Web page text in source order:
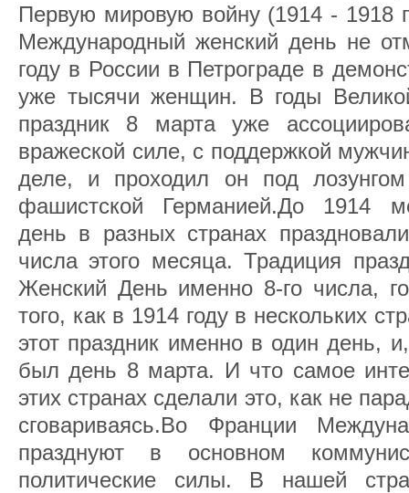
Первую мировую войну (1914 - 1918
Международный женский день не
году в России в Петрограде в
уже тысячи женщин. В годы
праздник 8 марта уже
вражеской силе, с поддержкой
деле, и проходил он под
фашистской Германией.До 1914
день в разных странах
числа этого месяца. Традиция
Женский День именно 8-го числа,
того, как в 1914 году в нескольких
этот праздник именно в один день,
был день 8 марта. И что самое
этих странах сделали это, как не
сговариваясь.Во Франции
празднуют в основном
политические силы. В нашей